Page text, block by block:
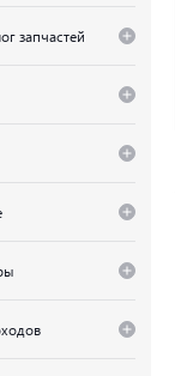
запчастей